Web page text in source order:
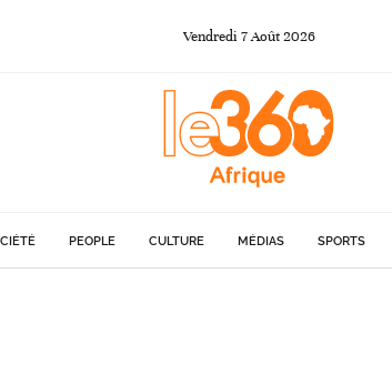
Vendredi 7Août 2026
PEOPLE CULTURE MÉDIAS SPORTS